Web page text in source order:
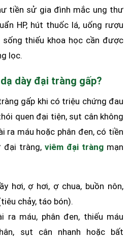
tiền sử gia đình mắc ung thư
HP, hút thuốc lá, uống rượu
sống thiếu khoa học cần được
lọc.
dày đại tràng gấp?
gấp khi có triệu chứng đau
quen đại tiện, sụt cân không
ra máu hoặc phân đen, có tiền
đại tràng, viêm đại tràngmạn
hơi, ợ hơi, ợ chua, buồn nôn,
chảy, táo bón).
ra máu, phân đen, thiếu máu
sụt cân nhanh hoặc bất